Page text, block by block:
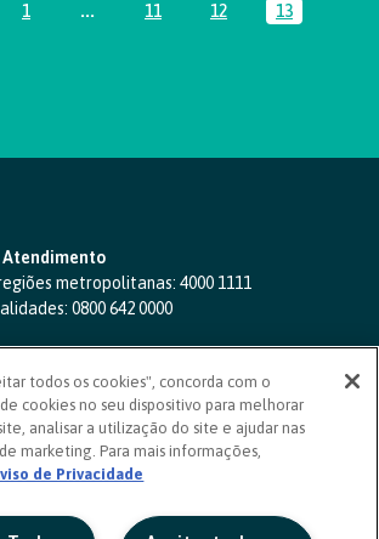
Página
1 ...Páginas intermediárias Usar ABA
Página
11 Página
12 Página
13
Atendimento
metropolitanas: 4000 1111
0800 642 0000
-0800 724 4420
(de segunda a sexta, das 8h às 20h)
auditivos ou de fala
todos os cookies", concorda com o
cookies no seu dispositivo para melhorar
analisar a utilização do site e ajudar nas
marketing. Para mais informações,
de Privacidade